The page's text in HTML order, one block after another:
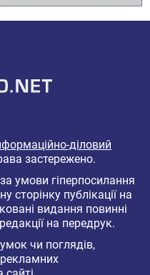
діловий
застережено.
умови гіперпосилання
сторінку публікації на
видання повинні
на передрук.
чи поглядів,
рекламних